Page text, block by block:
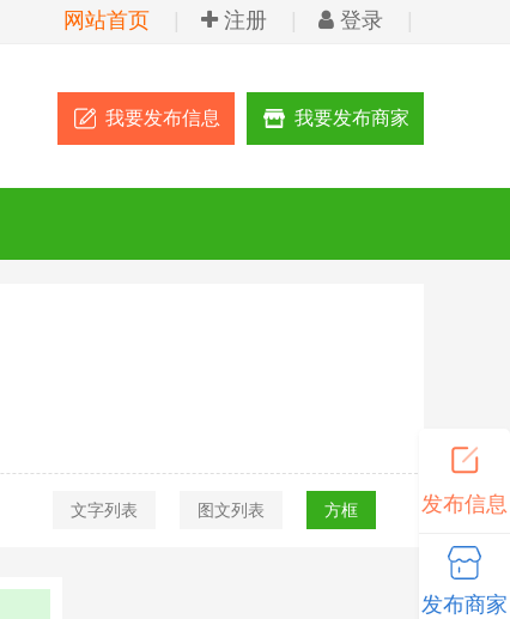
网站首页 注册 登录
我要发布商家
我要发布信息
文字列表 图文列表 方框 发布信息
发布商家